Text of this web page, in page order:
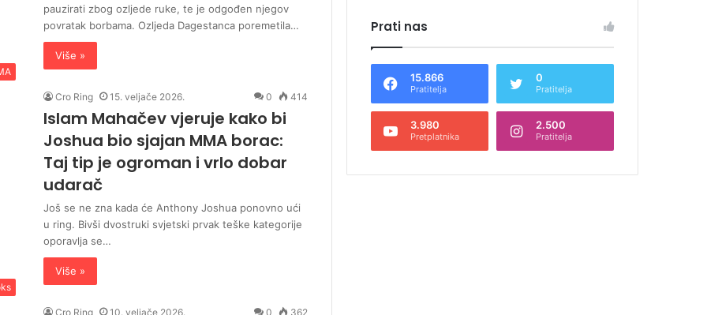
pauzirati zbog ozljede ruke, te je odgođen njegov
povratak borbama. Ozljeda Dagestanca poremetila…
Više »
Cro Ring 15. veljače 2026. 0 414
Islam Mahačev vjeruje kako bi
Joshua bio sjajan MMA borac:
Taj tip je ogroman i vrlo dobar
udarač
Još se ne zna kada će Anthony Joshua ponovno ući
u ring. Bivši dvostruki svjetski prvak teške kategorije
oporavlja se…
Više »
Cro Ring 10. veljače 2026. 0 362
Prati nas
15.866
Pratitelja
0
Pratitelja
3.980
Pretplatnika
2.500
Pratitelja